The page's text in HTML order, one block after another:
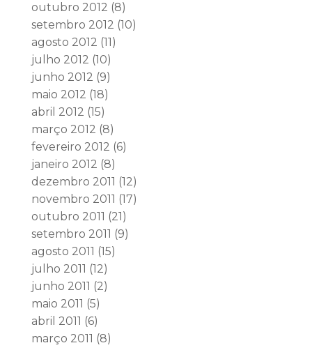
outubro 2012 (8)
setembro 2012 (10)
agosto 2012 (11)
julho 2012 (10)
junho 2012 (9)
maio 2012 (18)
abril 2012 (15)
março 2012 (8)
fevereiro 2012 (6)
janeiro 2012 (8)
dezembro 2011 (12)
novembro 2011 (17)
outubro 2011 (21)
setembro 2011 (9)
agosto 2011 (15)
julho 2011 (12)
junho 2011 (2)
maio 2011 (5)
abril 2011 (6)
março 2011 (8)